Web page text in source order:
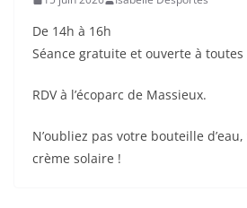
De 14h à 16h
Séance gratuite et ouverte à toutes
RDV à l’écoparc de Massieux.
N’oubliez pas votre bouteille
crème solaire !